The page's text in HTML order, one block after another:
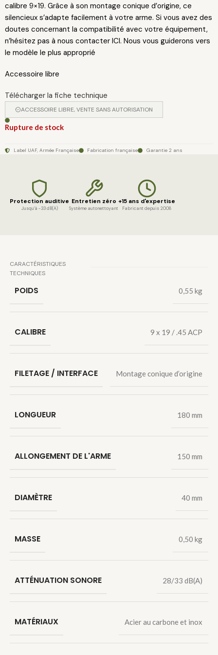
calibre 9×19. Grâce à son montage conique d’origine, ce
silencieux s’adapte facilement à votre arme. Si vous avez des
doutes concernant la compatibilité avec votre équipement,
n’hésitez pas à nous contacter ICI. Nous vous guiderons vers
le modèle le plus approprié
Accessoire libre
Télécharger la fiche technique
ACCESSOIRE LIBRE, VENTE SANS AUTORISATION
Rupture de stock
Label UAF, Armée Française Fabrication française Garantie 2 ans
Protection auditive
Jusqu'à −33 dB(A)
Entretien zéro
Système autonettoyant
+15 ans d'expertise
Fabricant depuis 2008
CARACTÉRISTIQUES
TECHNIQUES
POIDS 0,55 kg
CALIBRE 9 x 19 / .45 ACP
FILETAGE / INTERFACE Montage conique d’origine
LONGUEUR 180 mm
ALLONGEMENT DE L'ARME 150 mm
DIAMÈTRE 40 mm
MASSE 0,50 kg
ATTÉNUATION SONORE 28/33 dB(A)
MATÉRIAUX Acier au carbone et inox